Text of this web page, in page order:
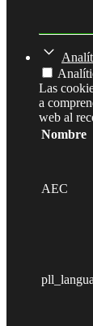
Las
a
web al
Nombre
AEC